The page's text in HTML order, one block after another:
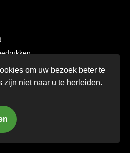
om uw bezoek beter te
zijn niet naar u te herleiden.